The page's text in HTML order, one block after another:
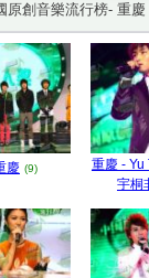
原創音樂流行榜- 重慶
慶 (9)
重慶 - Yu
宇桐